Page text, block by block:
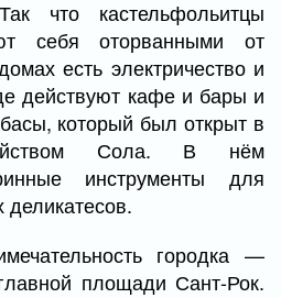
что кастельфольитцы
себя оторванными от
есть электричество и
действуют кафе и бары и
который был открыт в
Сола. В нём
инструменты для
деликатесов.
городка —
площади Сант-Рок.